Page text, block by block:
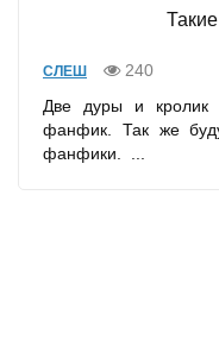
СЛЕШ
240
Две дуры и кролик
фанфик. Так же
фанфики. ...